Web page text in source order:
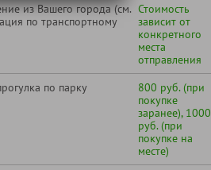
из Вашего города (см.
по транспортному
Стоимость
зависит от
конкретного
места
отправления
по парку
800 руб. (при
покупке
заранее), 1000
руб. (при
покупке на
месте)